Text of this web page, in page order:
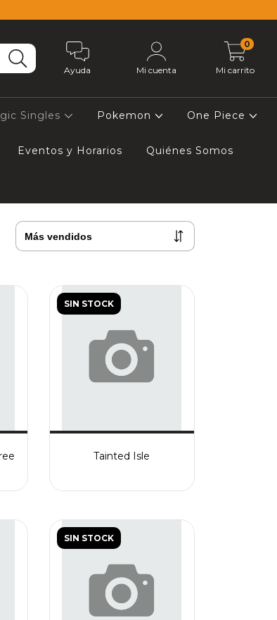
Ayuda Mi cuenta Mi carrito
0
Singles Pokemon One Piece
Eventos y Horarios Quiénes Somos
SIN STOCK
Tainted Isle
SIN STOCK